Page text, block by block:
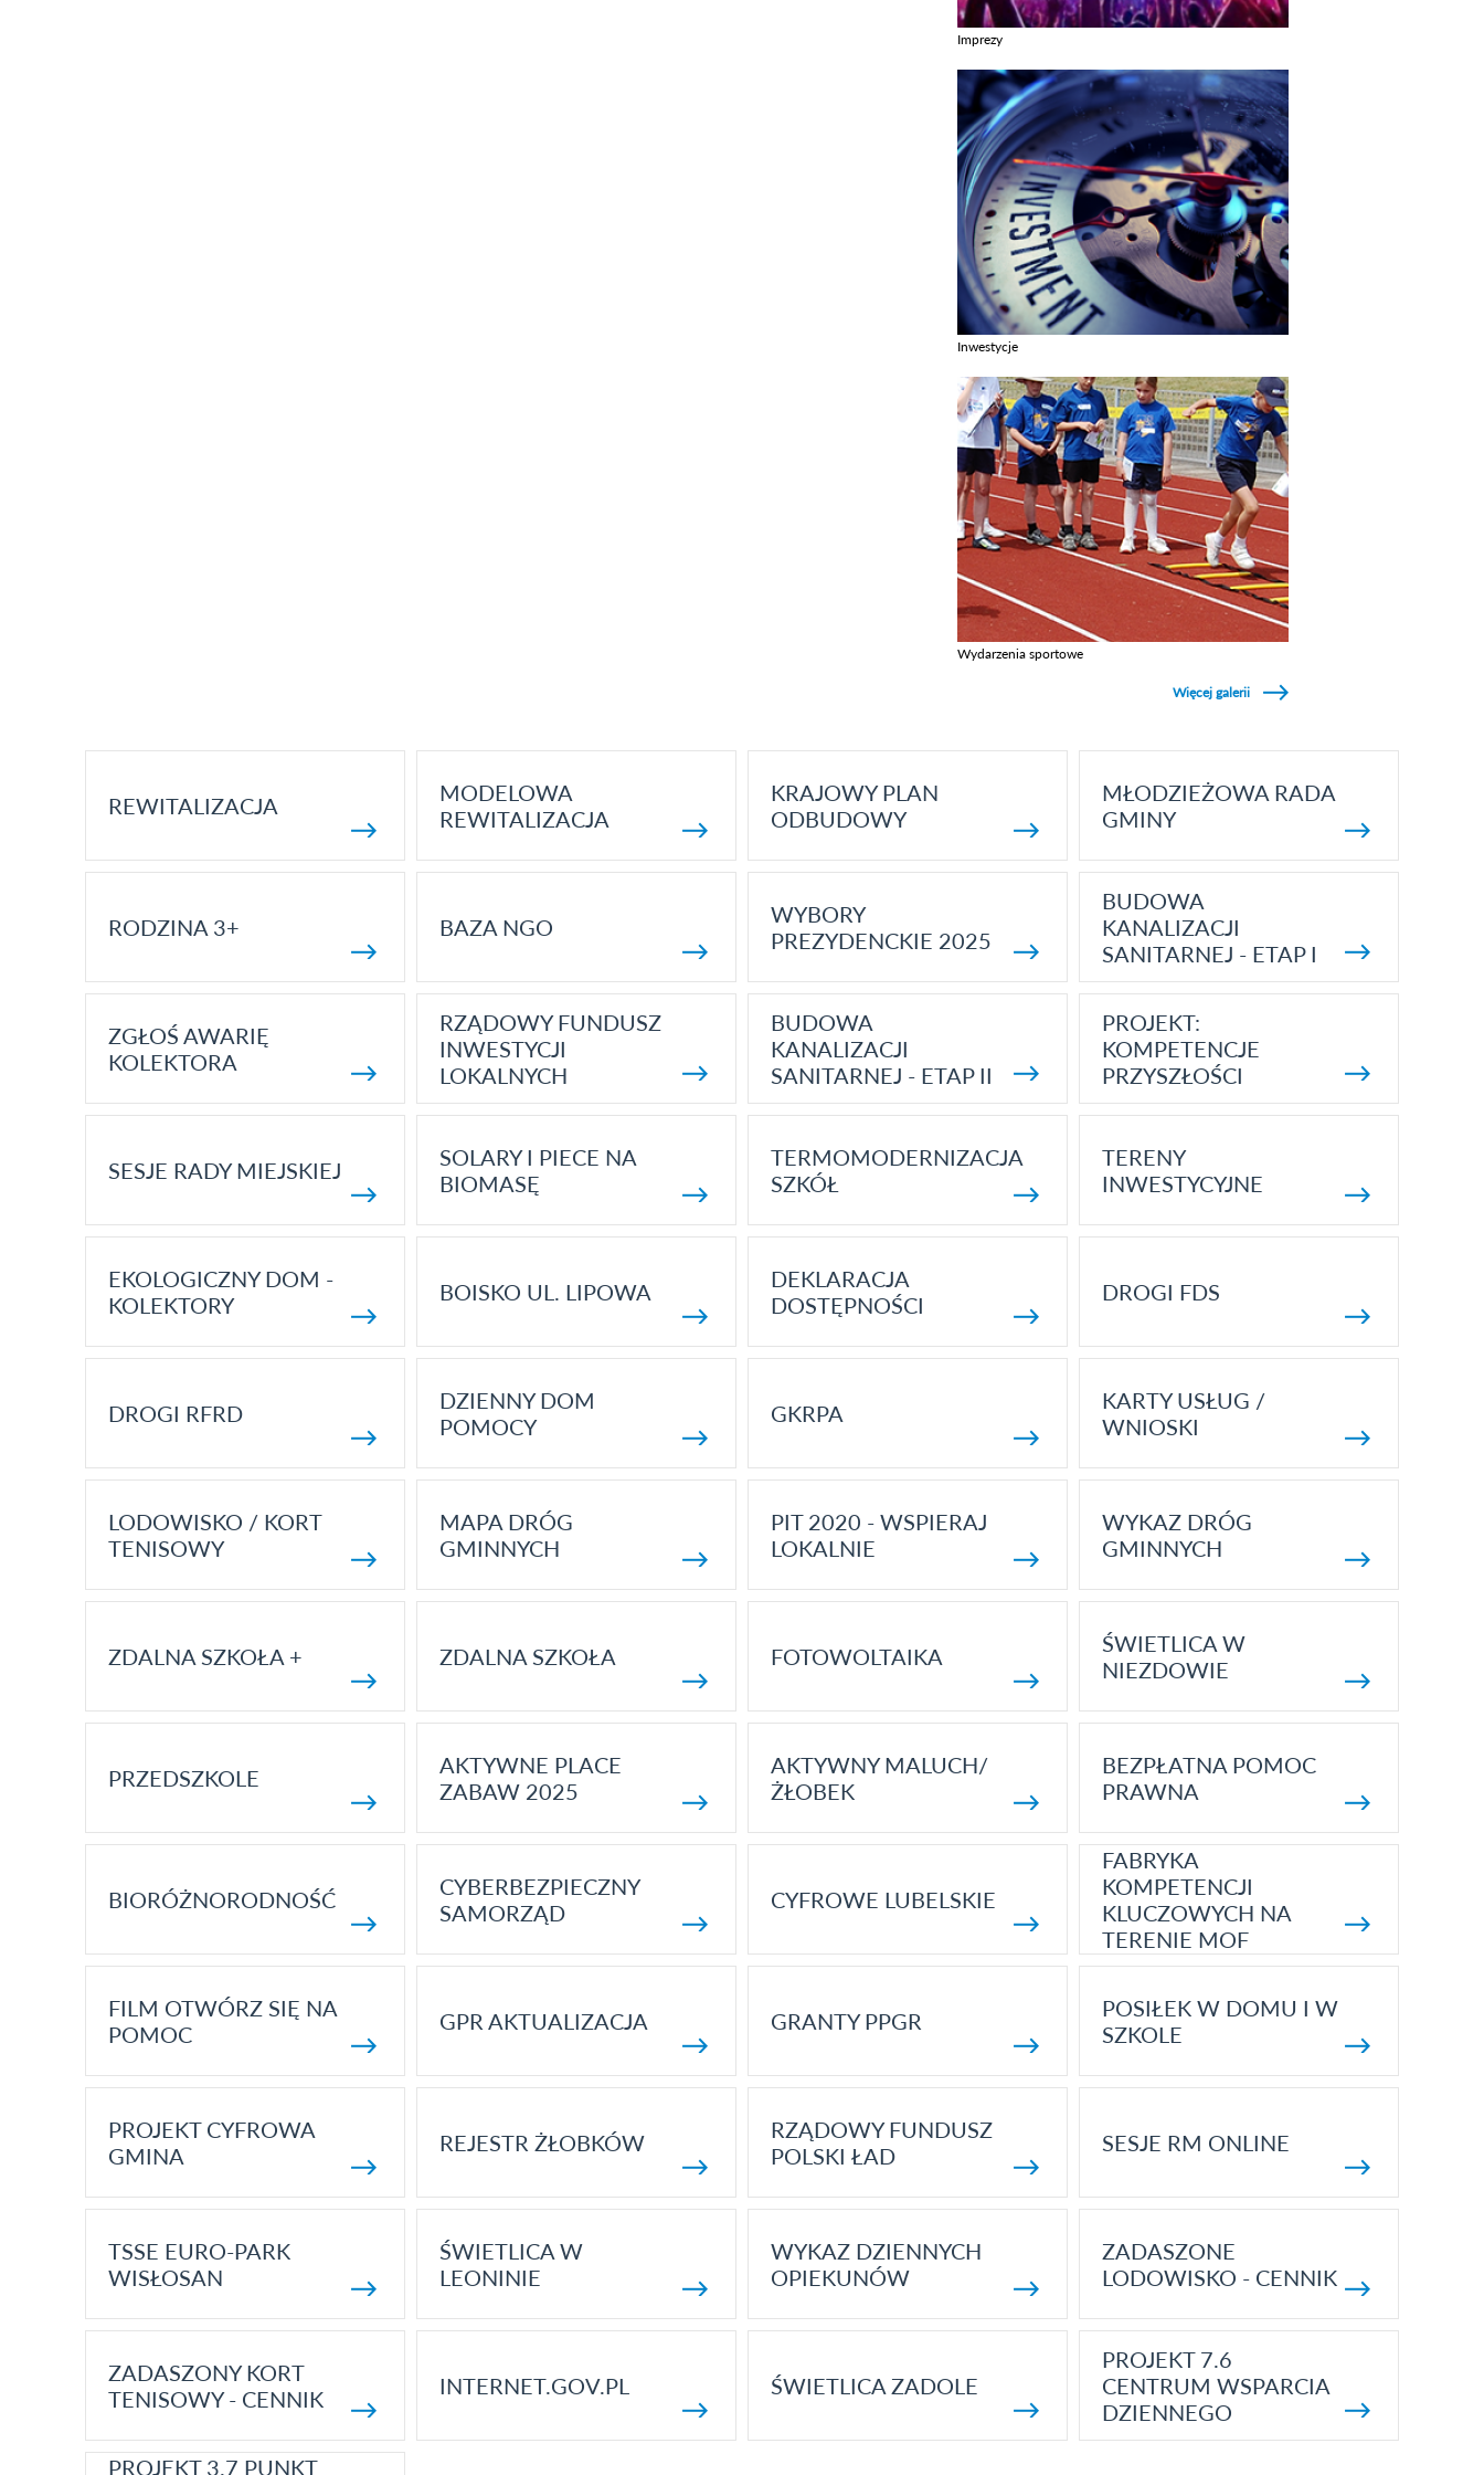
Imprezy
Inwestycje
Wydarzenia sportowe
Więcej galerii
REWITALIZACJA
MODELOWA
REWITALIZACJA
KRAJOWY PLAN
ODBUDOWY
MŁODZIEŻOWA RADA
GMINY
RODZINA 3+ BAZA NGO
WYBORY
PREZYDENCKIE 2025
BUDOWA
KANALIZACJI
SANITARNEJ - ETAP I
ZGŁOŚ AWARIĘ
KOLEKTORA
RZĄDOWY FUNDUSZ
INWESTYCJI
LOKALNYCH
BUDOWA
KANALIZACJI
SANITARNEJ - ETAP II
PROJEKT:
KOMPETENCJE
PRZYSZŁOŚCI
SESJE RADY MIEJSKIEJ
SOLARY I PIECE NA
BIOMASĘ
TERMOMODERNIZACJA
SZKÓŁ
TERENY
INWESTYCYJNE
EKOLOGICZNY DOM -
KOLEKTORY
BOISKO UL. LIPOWA
DEKLARACJA
DOSTĘPNOŚCI
DROGI FDS
DROGI RFRD
DZIENNY DOM
POMOCY
GKRPA
KARTY USŁUG /
WNIOSKI
LODOWISKO / KORT
TENISOWY
MAPA DRÓG
GMINNYCH
PIT 2020 - WSPIERAJ
LOKALNIE
WYKAZ DRÓG
GMINNYCH
ZDALNA SZKOŁA + ZDALNA SZKOŁA FOTOWOLTAIKA
ŚWIETLICA W
NIEZDOWIE
PRZEDSZKOLE
AKTYWNE PLACE
ZABAW 2025
AKTYWNY MALUCH/
ŻŁOBEK
BEZPŁATNA POMOC
PRAWNA
BIORÓŻNORODNOŚĆ
CYBERBEZPIECZNY
SAMORZĄD
CYFROWE LUBELSKIE
FABRYKA
KOMPETENCJI
KLUCZOWYCH NA
TERENIE MOF
FILM OTWÓRZ SIĘ NA
POMOC
GPR AKTUALIZACJA GRANTY PPGR
POSIŁEK W DOMU I W
SZKOLE
PROJEKT CYFROWA
GMINA
REJESTR ŻŁOBKÓW
RZĄDOWY FUNDUSZ
POLSKI ŁAD
SESJE RM ONLINE
TSSE EURO-PARK
WISŁOSAN
ŚWIETLICA W
LEONINIE
WYKAZ DZIENNYCH
OPIEKUNÓW
ZADASZONE
LODOWISKO - CENNIK
ZADASZONY KORT
TENISOWY - CENNIK
INTERNET.GOV.PL ŚWIETLICA ZADOLE
PROJEKT 7.6
CENTRUM WSPARCIA
DZIENNEGO
PROJEKT 3.7 PUNKT